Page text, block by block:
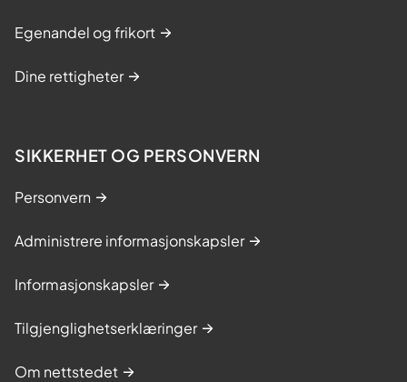
Egenandel og frikort
Dine rettigheter
SIKKERHET OG PERSONVERN
Personvern
Administrere informasjonskapsler
Informasjonskapsler
Tilgjenglighetserklæringer
Om nettstedet